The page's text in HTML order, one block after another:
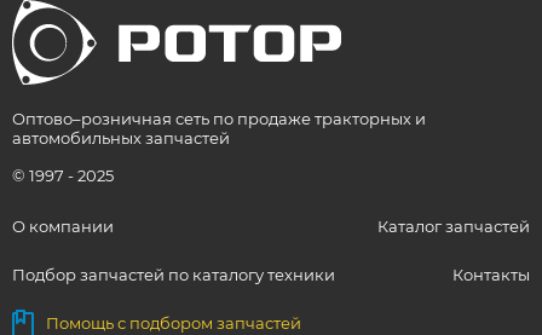
Оптово–розничная сеть по продаже тракторных и
автомобильных запчастей
© 1997 - 2025
О компании Каталог запчастей
Подбор запчастей по каталогу техники Контакты
Помощь с подбором запчастей